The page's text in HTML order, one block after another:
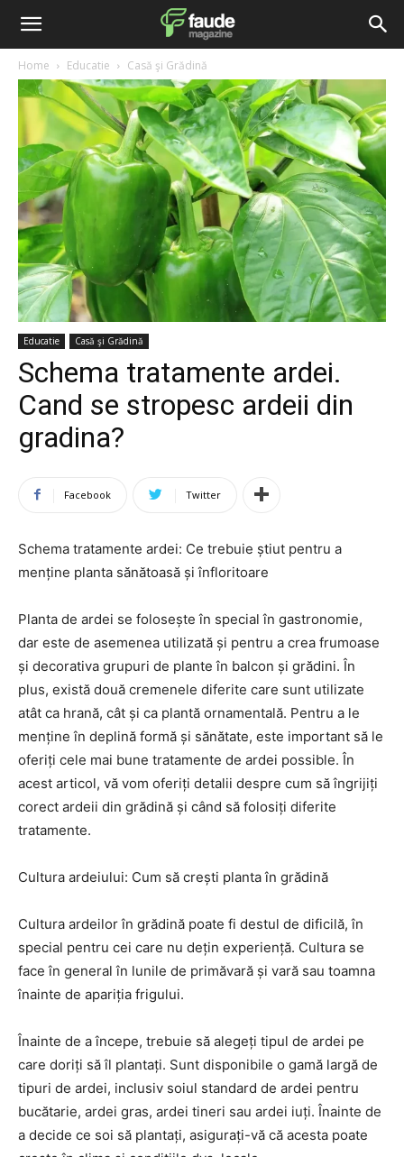
Home Educatie Casă şi Grădină
Educatie Casă şi Grădină
Schema tratamente ardei.
Cand se stropesc ardeii din
gradina?
Facebook Twitter
Schema tratamente ardei: Ce trebuie știut pentru a
menține planta sănătoasă și înfloritoare
Planta de ardei se folosește în special în gastronomie,
dar este de asemenea utilizată și pentru a crea frumoase
și decorativa grupuri de plante în balcon și grădini. În
plus, există două cremenele diferite care sunt utilizate
atât ca hrană, cât și ca plantă ornamentală. Pentru a le
menține în deplină formă și sănătate, este important să le
oferiți cele mai bune tratamente de ardei possible. În
acest articol, vă vom oferiți detalii despre cum să îngrijiți
corect ardeii din grădină și când să folosiți diferite
tratamente.
Cultura ardeiului: Cum să crești planta în grădină
Cultura ardeilor în grădină poate fi destul de dificilă, în
special pentru cei care nu dețin experiență. Cultura se
face în general în lunile de primăvară și vară sau toamna
înainte de apariția frigului.
Înainte de a începe, trebuie să alegeți tipul de ardei pe
care doriți să îl plantați. Sunt disponibile o gamă largă de
tipuri de ardei, inclusiv soiul standard de ardei pentru
bucătarie, ardei gras, ardei tineri sau ardei iuți. Înainte de
a decide ce soi să plantați, asigurați-vă că acesta poate